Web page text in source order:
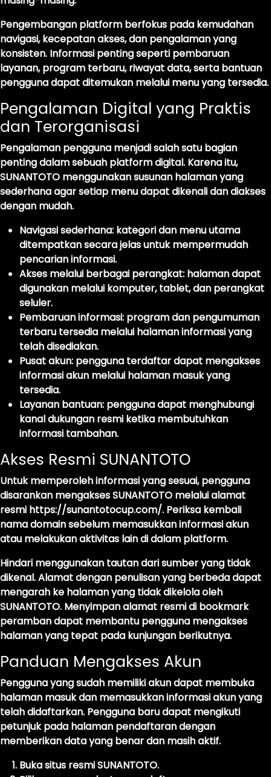
Pengembangan platform berfokus pada kemudahan
navigasi, kecepatan akses, dan pengalaman yang
konsisten. Informasi penting seperti pembaruan
layanan, program terbaru, riwayat data, serta bantuan
pengguna dapat ditemukan melalui menu yang tersedia.
Pengalaman Digital yang Praktis
dan Terorganisasi
Pengalaman pengguna menjadi salah satu bagian
penting dalam sebuah platform digital. Karena itu,
SUNANTOTO menggunakan susunan halaman yang
sederhana agar setiap menu dapat dikenali dan diakses
dengan mudah.
Navigasi sederhana: kategori dan menu utama
ditempatkan secara jelas untuk mempermudah
pencarian informasi.
Akses melalui berbagai perangkat: halaman dapat
digunakan melalui komputer, tablet, dan perangkat
seluler.
Pembaruan informasi: program dan pengumuman
terbaru tersedia melalui halaman informasi yang
telah disediakan.
Pusat akun: pengguna terdaftar dapat mengakses
informasi akun melalui halaman masuk yang
tersedia.
Layanan bantuan: pengguna dapat menghubungi
kanal dukungan resmi ketika membutuhkan
informasi tambahan.
Akses Resmi SUNANTOTO
Untuk memperoleh informasi yang sesuai, pengguna
disarankan mengakses SUNANTOTO melalui alamat
resmi https://sunantotocup.com/. Periksa kembali
nama domain sebelum memasukkan informasi akun
atau melakukan aktivitas lain di dalam platform.
Hindari menggunakan tautan dari sumber yang tidak
dikenal. Alamat dengan penulisan yang berbeda dapat
mengarah ke halaman yang tidak dikelola oleh
SUNANTOTO. Menyimpan alamat resmi di bookmark
peramban dapat membantu pengguna mengakses
halaman yang tepat pada kunjungan berikutnya.
Panduan Mengakses Akun
Pengguna yang sudah memiliki akun dapat membuka
halaman masuk dan memasukkan informasi akun yang
telah didaftarkan. Pengguna baru dapat mengikuti
petunjuk pada halaman pendaftaran dengan
memberikan data yang benar dan masih aktif.
Buka situs resmi SUNANTOTO.